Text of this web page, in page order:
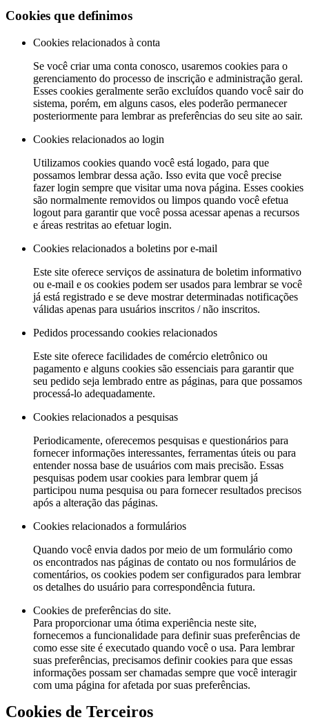
Cookies que definimos
Cookies relacionados à conta
Se você criar uma conta conosco, usaremos cookies para o
gerenciamento do processo de inscrição e administração geral.
Esses cookies geralmente serão excluídos quando você sair do
sistema, porém, em alguns casos, eles poderão permanecer
posteriormente para lembrar as preferências do seu site ao sair.
Cookies relacionados ao login
Utilizamos cookies quando você está logado, para que
possamos lembrar dessa ação. Isso evita que você precise
fazer login sempre que visitar uma nova página. Esses cookies
são normalmente removidos ou limpos quando você efetua
logout para garantir que você possa acessar apenas a recursos
e áreas restritas ao efetuar login.
Cookies relacionados a boletins por e-mail
Este site oferece serviços de assinatura de boletim informativo
ou e-mail e os cookies podem ser usados para lembrar se você
já está registrado e se deve mostrar determinadas notificações
válidas apenas para usuários inscritos / não inscritos.
Pedidos processando cookies relacionados
Este site oferece facilidades de comércio eletrônico ou
pagamento e alguns cookies são essenciais para garantir que
seu pedido seja lembrado entre as páginas, para que possamos
processá-lo adequadamente.
Cookies relacionados a pesquisas
Periodicamente, oferecemos pesquisas e questionários para
fornecer informações interessantes, ferramentas úteis ou para
entender nossa base de usuários com mais precisão. Essas
pesquisas podem usar cookies para lembrar quem já
participou numa pesquisa ou para fornecer resultados precisos
após a alteração das páginas.
Cookies relacionados a formulários
Quando você envia dados por meio de um formulário como
os encontrados nas páginas de contato ou nos formulários de
comentários, os cookies podem ser configurados para lembrar
os detalhes do usuário para correspondência futura.
Cookies de preferências do site.
Para proporcionar uma ótima experiência neste site,
fornecemos a funcionalidade para definir suas preferências de
como esse site é executado quando você o usa. Para lembrar
suas preferências, precisamos definir cookies para que essas
informações possam ser chamadas sempre que você interagir
com uma página for afetada por suas preferências.
Cookies de Terceiros